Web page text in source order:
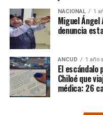
Santiago y que estaba
nuestra provincia.
dictamen de
deja sin efecto esa
nuevamente que todas
de títulos de dominios
vuelvan a seguir su
título de dominio”,
Recordó que, en un
NACIONAL 1
Miguel
denuncia
ANCUD 1 año
El
Chiloé que
médica: 26